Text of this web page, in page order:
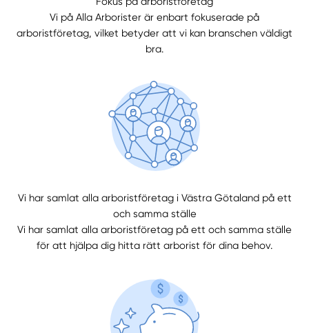
Välj tillvägagångssätt
Vi på Alla Arborister är enbart fokuserade på
arboristföretag, vilket betyder att vi kan branschen väldigt
bra.
Vi har samlat alla arboristföretag i Västra Götaland på ett
och samma ställe
Vi har samlat alla arboristföretag på ett och samma ställe
för att hjälpa dig hitta rätt arborist för dina behov.